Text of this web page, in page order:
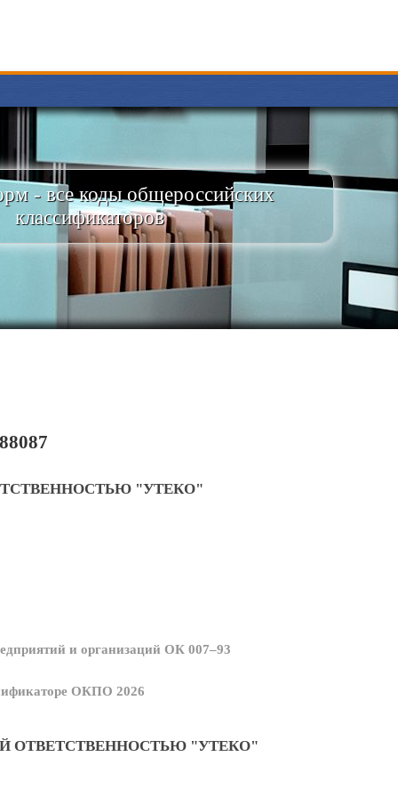
- все коды общероссийских
классификаторов
"УТЕКО"
и организаций ОК 007–93
ОКПО 2026
ОТВЕТСТВЕННОСТЬЮ "УТЕКО"